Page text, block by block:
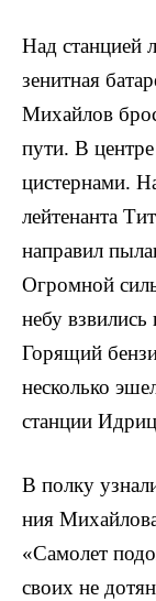
Над станцией
зенит­ная
Михайлов
пути. В
цистернами.
лейтенанта
направил
Огромной
небу взви­лись
Горящий
несколько
станции
В полку
ния
«Самолет
своих не